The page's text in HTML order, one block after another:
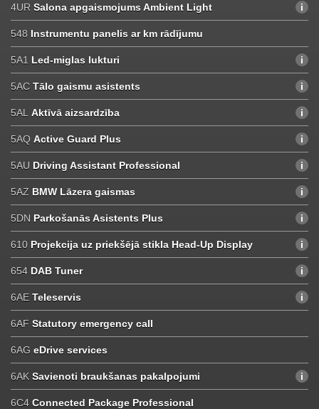
4UR Salona apgaismojums Ambient Light
548 Instrumentu panelis ar km rādījumu
5A1 Led-miglas lukturi
5AC Tālo gaismu asistents
5AL Aktīvā aizsardzība
5AQ Active Guard Plus
5AU Driving Assistant Professional
5AZ BMW Lāzera gaismas
5DN Parkošanās Asistents Plus
610 Projekcija uz priekšējā stikla Head-Up Display
654 DAB Tuner
6AE Teleservis
6AF Statutory emergency call
6AG eDrive services
6AK Savienoti braukšanas pakalpojumi
6C4 Connected Package Professional